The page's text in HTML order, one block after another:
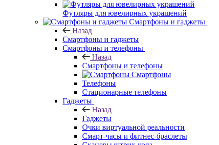
Футляры для ювелирных украшений
Смартфоны и гаджеты
Назад
Смартфоны и гаджеты
Смартфоны и телефоны
Назад
Смартфоны и телефоны
Смартфоны
Телефоны
Стационарные телефоны
Гаджеты
Назад
Гаджеты
Очки виртуальной реальности
Смарт-часы и фитнес-браслеты